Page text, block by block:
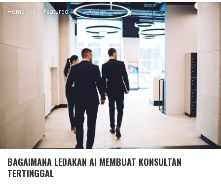
Home Featured
BAGAIMANA LEDAKAN AI MEMBUAT KONSULTAN
TERTINGGAL